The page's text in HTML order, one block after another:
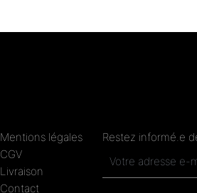
Mentions légales
CGV
Livraison
Contact
Restez informé.e